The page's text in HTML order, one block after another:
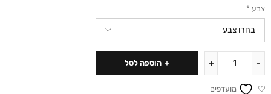
צבע *
הוספה לסל
מועדפים